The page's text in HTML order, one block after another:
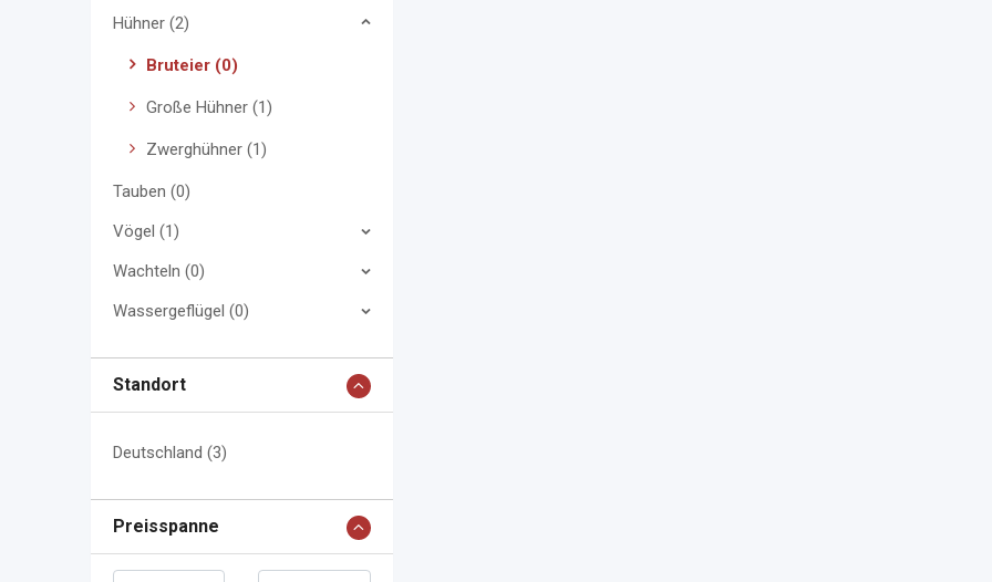
Hühner (2)
Bruteier (0)
Große Hühner (1)
Zwerghühner (1)
Tauben (0)
Vögel (1)
Wachteln (0)
Wassergeflügel (0)
Standort
Deutschland (3)
Preisspanne